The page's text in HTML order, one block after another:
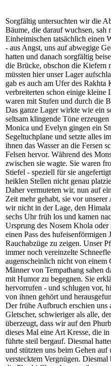
Sorgfältig untersuchten wir die
Bäume, die darauf wuchsen, sah
Einheimischen tatsächlich einen
- aus Angst, uns auf abwegige
hatten und danach sorgfältig
die Brücke, obschon die Kiefern
müssten hier unser Lager
gab es auch am Ufer des
verbreiterten schon einige kleine
waren mit Stufen und durch die
Das ganze Lager wirkte wie ein
seltsam klingende Töne
Monica und Evelyn gingen ein
Segeltuchplane und setzte alles
ihnen das Wasser an die Fersen
Felsen hervor. Während des
zwischen sie wagte. Sie waren
Stiefel - speziell für sie
heiklen Stellen nicht genau
Daher vermuteten wir, nun auf
Zeit mehr gehabt, sie vor
wir nicht in der Lage, den
sechs Uhr früh los und kamen
Ursprung des Nosem Khola
einen Pass des
Rauchabzüge zu zeigen. Unser
immer noch vereinzelte
augenscheinlich nicht von einem
Männer von Tempathang sahen
mit Humor zu begegnen. Sie
hervorrufen - und schlugen vor,
von ihnen gehört und
Der frühe Aufbruch erschien uns
Gletscher, schwieriger als alle,
überzeugt, dass wir auf den
dieses Mal eine Art Kresse, die
führte steil bergauf. Diesmal
und stützten uns beim Gehen
verstecktem Vergnügen.